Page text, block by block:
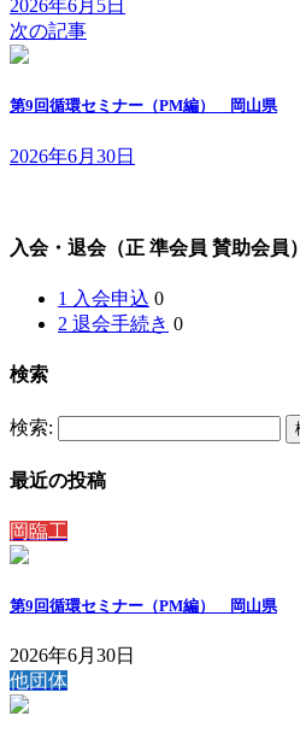
2026年6月5日
次の記事
第9回循環セミナー（PM編） 岡山県
2026年6月30日
入会・退会（正 準会員 賛助会員）
1 入会申込 0
2 退会手続き 0
検索
検索:
最近の投稿
岡臨工
第9回循環セミナー（PM編） 岡山県
2026年6月30日
他団体